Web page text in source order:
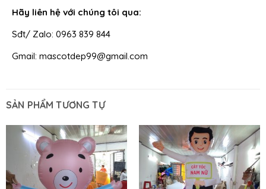
Hãy liên hệ với chúng tôi qua:
Sđt/ Zalo: 0963 839 844
Gmail: mascotdep99@gmail.com
SẢN PHẨM TƯƠNG TỰ